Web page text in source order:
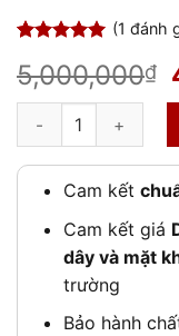
dựa trên
đánh giá
(1 đánh
5,000,000₫
Dây chuyền bạc
Cam kết
Cam kết giá
dây và mặt
trường
Bảo hành